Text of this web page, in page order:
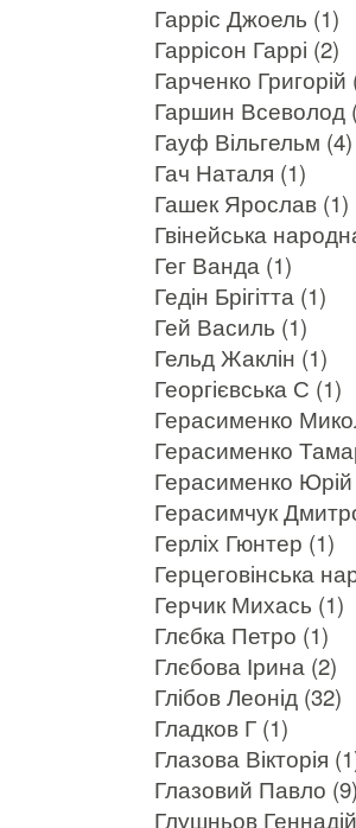
Гарріс Джоель (1)
Гаррісон Гаррі (2)
Гарченко Григорій
Гаршин Всеволод
Гауф Вільгельм (4)
Гач Наталя (1)
Гашек Ярослав (1)
Гвінейська
Гег Ванда (1)
Гедін Брігітта (1)
Гей Василь (1)
Гельд Жаклін (1)
Георгієвська С (1)
Герасименко
Герасименко
Герасименко Юрій
Герасимчук
Герліх Гюнтер (1)
Герцеговінська
Герчик Михась (1)
Глєбка Петро (1)
Глєбова Ірина (2)
Глібов Леонід (32)
Гладков Г (1)
Глазова Вікторія
Глазовий Павло (9)
Глушньов